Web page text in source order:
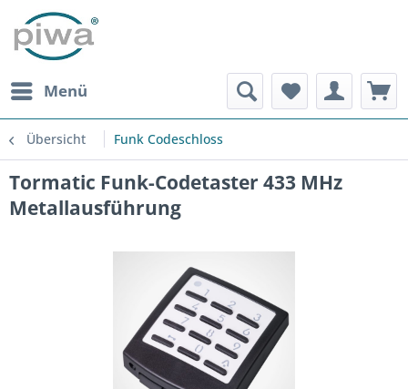
Menü
Übersicht Funk Codeschloss
Tormatic Funk-Codetaster 433 MHz
Metallausführung